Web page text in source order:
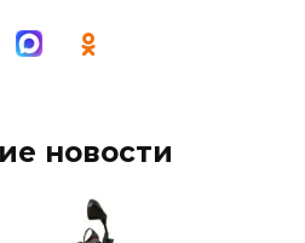
новости